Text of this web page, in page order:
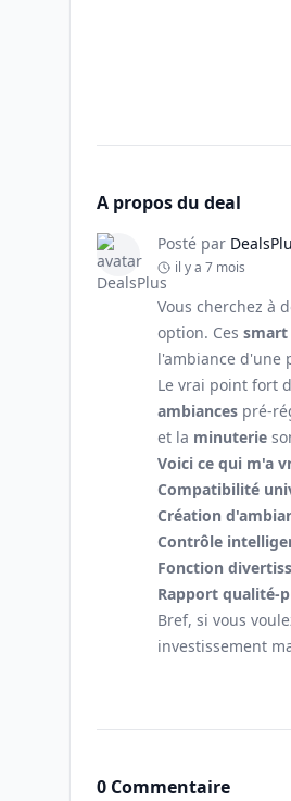
A propos du deal
Posté par
il y a 7 mois
Vous cherchez à
option. Ces smart
l'ambiance d'une
Le vrai point fort
ambiances pré-
et la minuterie
Voici ce qui m'a
Compatibilité
Création
Contrôle
Fonction
Rapport qualité-
Bref, si vous
investissement
0 Commentaire